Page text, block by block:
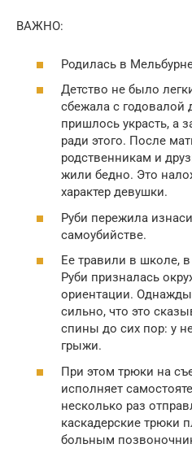
ВАЖНО:
Родилась в
Детство не было
сбежала с годовалой
пришлось украсть, а
ради этого. После
родственникам и
жили бедно. Это
характер девушки.
Руби пережила
самоубийстве.
Ее травили в школе,
Руби призналась
ориентации.
сильно, что это
спины до сих пор: у
грыжи.
При этом трюки на
исполняет
несколько раз
каскадерские трюки
больным